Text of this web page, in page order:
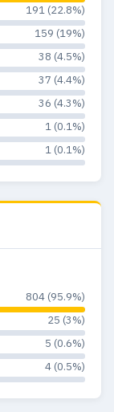
191 (22.8%)
159 (19%)
38 (4.5%)
37 (4.4%)
36 (4.3%)
1 (0.1%)
1 (0.1%)
804 (95.9%)
25 (3%)
5 (0.6%)
4 (0.5%)